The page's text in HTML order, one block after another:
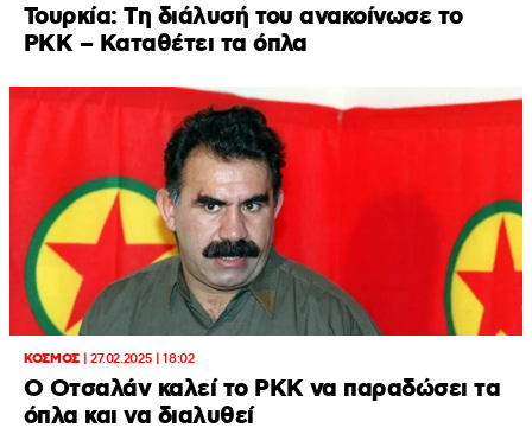
Τουρκία: Tη διάλυσή του ανακοίνωσε το
PKK – Καταθέτει τα όπλα
ΚΟΣΜΟΣ| 27.02.2025 | 18:02
Ο Οτσαλάν καλεί το PKK να παραδώσει τα
όπλα και να διαλυθεί